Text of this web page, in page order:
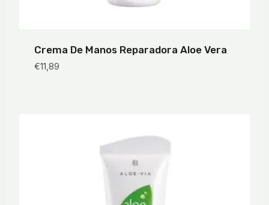
Crema De Manos Reparadora Aloe Vera
€11,89